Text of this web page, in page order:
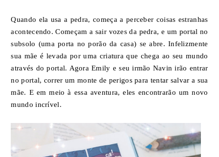
Quando ela usa a pedra, começa a perceber coisas estranhas
acontecendo. Começam a sair vozes da pedra, e um portal no
subsolo (uma porta no porão da casa) se abre. Infelizmente
sua mãe é levada por uma criatura que chega ao seu mundo
através do portal. Agora Emily e seu irmão Navin irão entrar
no portal, correr um monte de perigos para tentar salvar a sua
mãe. E em meio à essa aventura, eles encontrarão um novo
mundo incrível.